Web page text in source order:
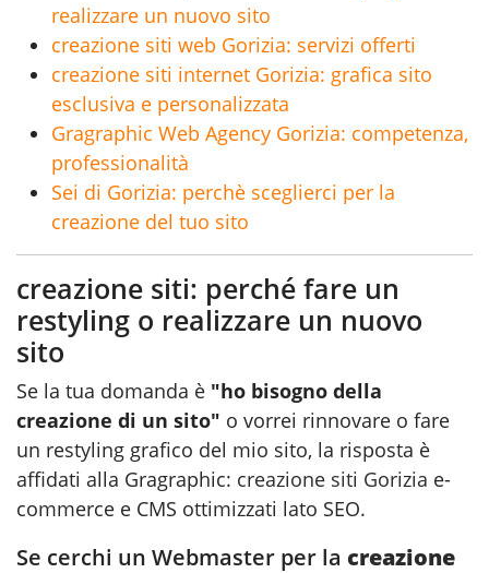
realizzare un nuovo sito
creazione siti web Gorizia: servizi offerti
creazione siti internet Gorizia: grafica sito
esclusiva e personalizzata
Gragraphic Web Agency Gorizia: competenza,
professionalità
Sei di Gorizia: perchè sceglierci per la
creazione del tuo sito
creazione siti: perché fare un
restyling o realizzare un nuovo
sito
Se la tua domanda è "ho bisogno della
creazione di un sito" o vorrei rinnovare o fare
un restyling grafico del mio sito, la risposta è
affidati alla Gragraphic: creazione siti Gorizia e-
commerce e CMS ottimizzati lato SEO.
Se cerchi un Webmaster per la creazione